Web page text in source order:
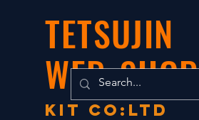
TETSUJIN
WEB-SHOP
KIT co:LTD